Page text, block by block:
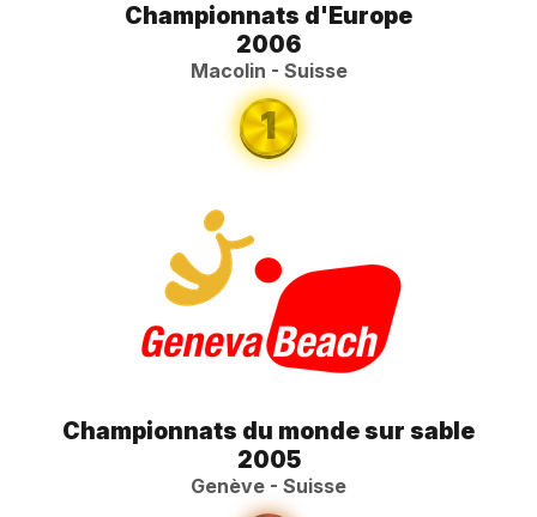
Championnats d'Europe
2006
Macolin - Suisse
1
Championnats du monde sur sable
2005
Genève - Suisse